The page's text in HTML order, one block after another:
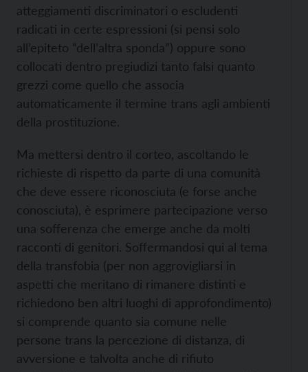
atteggiamenti discriminatori o escludenti
radicati in certe espressioni (si pensi solo
all’epiteto “dell’altra sponda”) oppure sono
collocati dentro pregiudizi tanto falsi quanto
grezzi come quello che associa
automaticamente il termine trans agli ambienti
della prostituzione.
Ma mettersi dentro il corteo, ascoltando le
richieste di rispetto da parte di una comunità
che deve essere riconosciuta (e forse anche
conosciuta), è esprimere partecipazione verso
una sofferenza che emerge anche da molti
racconti di genitori. Soffermandosi qui al tema
della transfobia (per non aggrovigliarsi in
aspetti che meritano di rimanere distinti e
richiedono ben altri luoghi di approfondimento)
si comprende quanto sia comune nelle
persone trans la percezione di distanza, di
avversione e talvolta anche di rifiuto